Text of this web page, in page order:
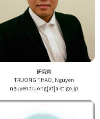
研究員
TRUONG THAO, Nguyen
nguyen.truong[at]aist.go.jp